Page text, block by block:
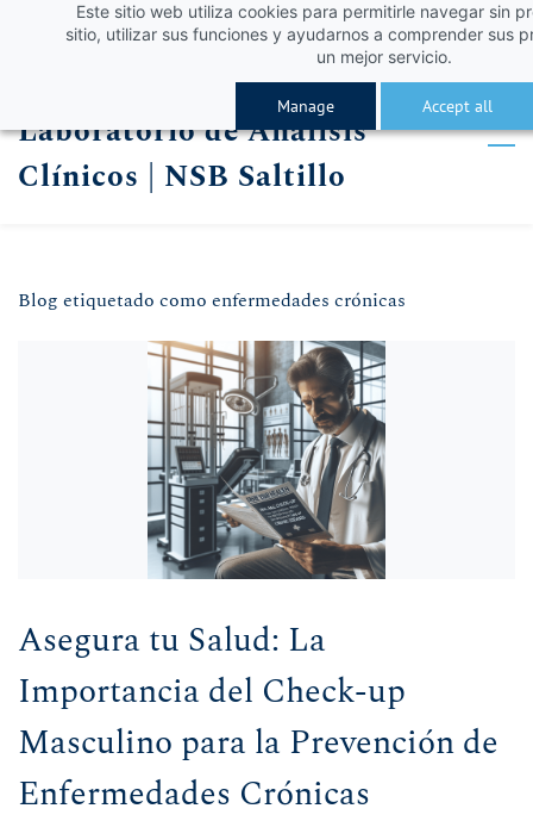
Este sitio web utiliza cookies para permitirle navegar sin
sitio, utilizar sus funciones y ayudarnos a comprender sus
un mejor servicio.
Manage Accept all
content
Iniciar sesión
Registro
Laboratorio de Análisis
Clínicos | NSB Saltillo
Blog etiquetado como enfermedades crónicas
Asegura tu Salud: La
Importancia del Check-up
Masculino para la Prevención de
Enfermedades Crónicas
¡Obtén un 10% de descuento con el código